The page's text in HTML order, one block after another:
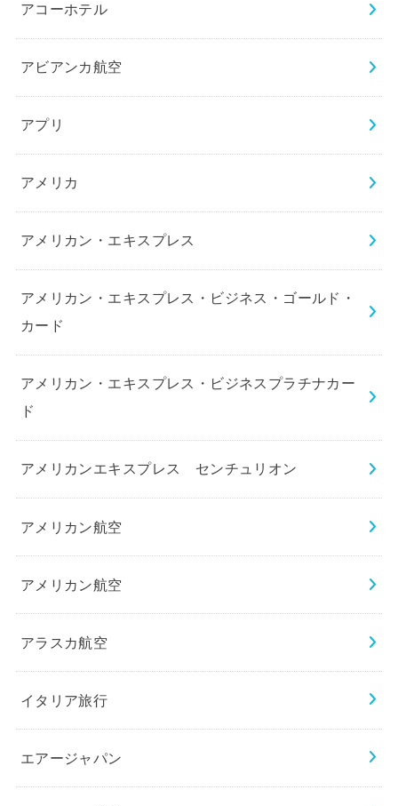
アコーホテル
アビアンカ航空
アプリ
アメリカ
アメリカン・エキスプレス
アメリカン・エキスプレス・ビジネス・ゴールド・
カード
アメリカン・エキスプレス・ビジネスプラチナカー
ド
アメリカンエキスプレス センチュリオン
アメリカン航空
アメリカン航空
アラスカ航空
イタリア旅行
エアージャパン